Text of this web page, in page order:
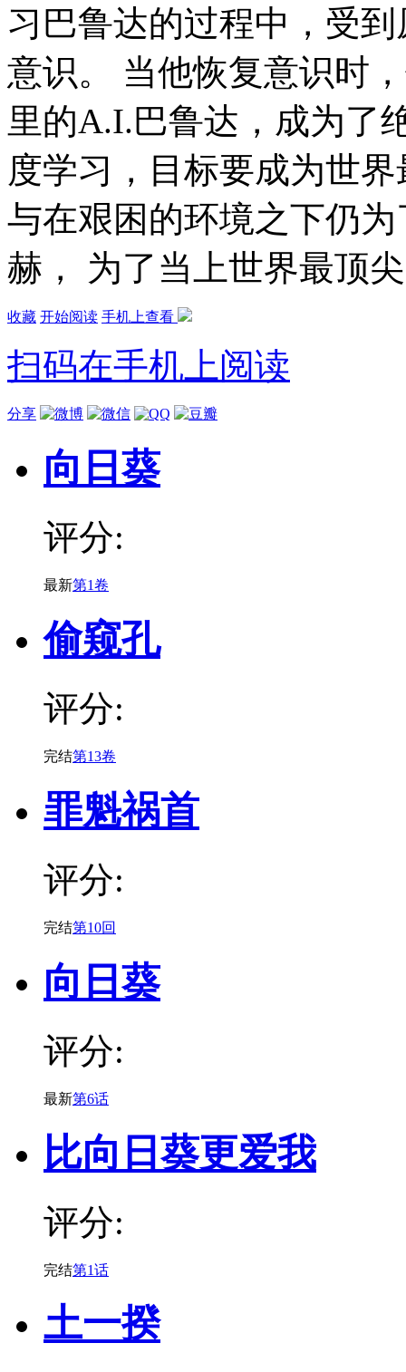
习巴鲁达的过程中，受
意识。 当他恢复意识时
里的A.I.巴鲁达，成为了
度学习，目标要成为世
与在艰困的环境之下仍
赫， 为了当上世界最顶
收藏 开始阅读 手机上查看
扫码在手机上阅读
分享
向日葵
评分:
最新第1卷
偷窥孔
评分:
完结第13卷
罪魁祸首
评分:
完结第10回
向日葵
评分:
最新第6话
比向日葵更爱我
评分:
完结第1话
土一揆